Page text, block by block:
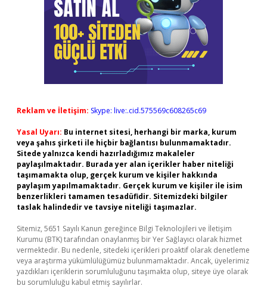
Reklam ve İletişim: Skype: live:.cid.575569c608265c69
Yasal Uyarı: Bu internet sitesi, herhangi bir marka, kurum
veya şahıs şirketi ile hiçbir bağlantısı bulunmamaktadır.
Sitede yalnızca kendi hazırladığımız makaleler
paylaşılmaktadır. Burada yer alan içerikler haber niteliği
taşımamakta olup, gerçek kurum ve kişiler hakkında
paylaşım yapılmamaktadır. Gerçek kurum ve kişiler ile isim
benzerlikleri tamamen tesadüfidir. Sitemizdeki bilgiler
taslak halindedir ve tavsiye niteliği taşımazlar.
Sitemiz, 5651 Sayılı Kanun gereğince Bilgi Teknolojileri ve İletişim
Kurumu (BTK) tarafından onaylanmış bir Yer Sağlayıcı olarak hizmet
vermektedir. Bu nedenle, sitedeki içerikleri proaktif olarak denetleme
veya araştırma yükümlülüğümüz bulunmamaktadır. Ancak, üyelerimiz
yazdıkları içeriklerin sorumluluğunu taşımakta olup, siteye üye olarak
bu sorumluluğu kabul etmiş sayılırlar.